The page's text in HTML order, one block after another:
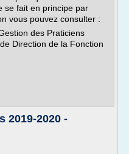
se fait en principe par
vous pouvez consulter :
des Praticiens
Direction de la Fonction
2019-2020 -